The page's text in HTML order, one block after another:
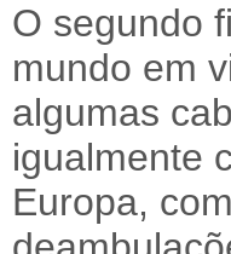
O segundo
mundo em
algumas
igualmente
Europa,